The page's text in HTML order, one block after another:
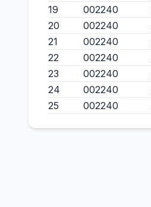
19
002240
20
002240
21
002240
22
002240
23
002240
24
002240
25
002240